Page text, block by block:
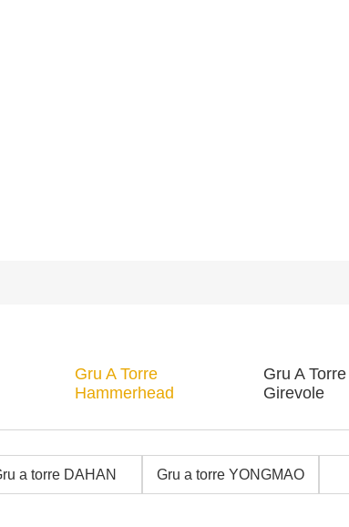
Gru A Torre
Hammerhead
Gru A Torre
Girevole
a torre DAHAN Gru a torre YONGMAO